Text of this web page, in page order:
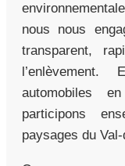
nous nous
transparent,
automobiles
participons
paysages du Val-